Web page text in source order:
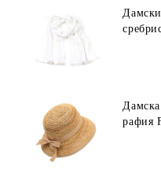
рафия